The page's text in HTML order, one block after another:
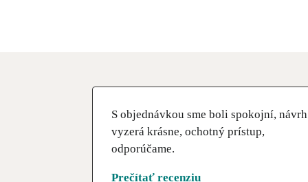
S objednávkou sme boli spokojní, návrh
vyzerá krásne, ochotný prístup,
odporúčame.
Prečítať recenziu